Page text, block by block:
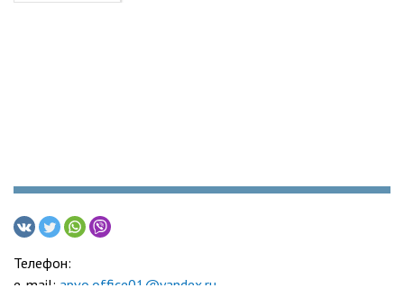
Телефон:
e-mail: apvo.office01@yandex.ru